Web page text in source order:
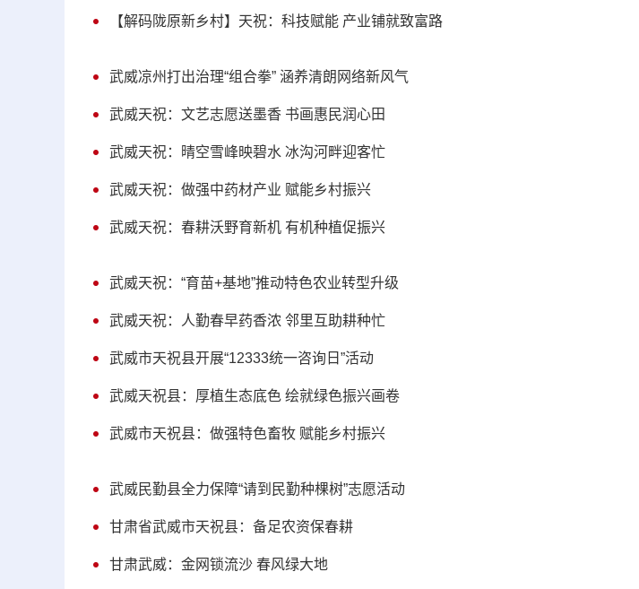
【解码陇原新乡村】天祝：科技赋能 产业铺就致富路
武威凉州打出治理“组合拳” 涵养清朗网络新风气
武威天祝：文艺志愿送墨香 书画惠民润心田
武威天祝：晴空雪峰映碧水 冰沟河畔迎客忙
武威天祝：做强中药材产业 赋能乡村振兴
武威天祝：春耕沃野育新机 有机种植促振兴
武威天祝：“育苗+基地”推动特色农业转型升级
武威天祝：人勤春早药香浓 邻里互助耕种忙
武威市天祝县开展“12333统一咨询日”活动
武威天祝县：厚植生态底色 绘就绿色振兴画卷
武威市天祝县：做强特色畜牧 赋能乡村振兴
武威民勤县全力保障“请到民勤种棵树”志愿活动
甘肃省武威市天祝县：备足农资保春耕
甘肃武威：金网锁流沙 春风绿大地